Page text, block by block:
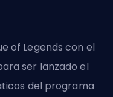
of Legends con el
ser lanzado el
del programa